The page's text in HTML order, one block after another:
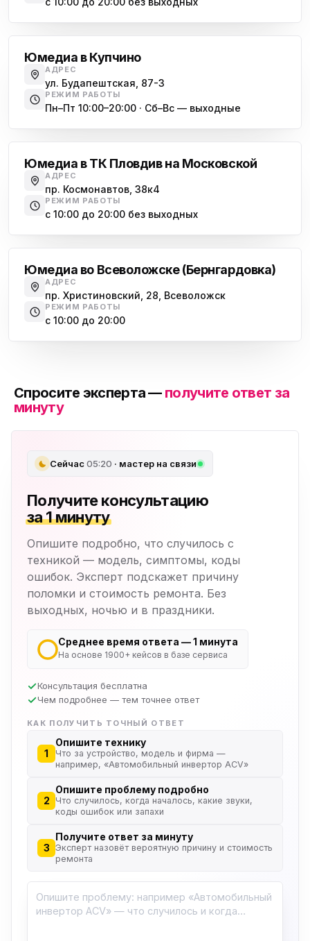
Юмедиа в Купчино
АДРЕС
ул. Будапештская, 87-3
РЕЖИМ РАБОТЫ
Пн–Пт 10:00–20:00 · Сб–Вс — выходные
Юмедиа в ТК Пловдив на Московской
АДРЕС
пр. Космонавтов, 38к4
РЕЖИМ РАБОТЫ
с 10:00 до 20:00 без выходных
Юмедиа во Всеволожске (Бернгардовка)
АДРЕС
пр. Христиновский, 28, Всеволожск
РЕЖИМ РАБОТЫ
с 10:00 до 20:00
Спросите эксперта — получите ответ за
минуту
Сейчас05:20 · мастер на связи
Получите консультацию
за 1 минуту
Опишите подробно, что случилось с
техникой — модель, симптомы, коды
ошибок. Эксперт подскажет причину
поломки и стоимость ремонта. Без
выходных, ночью и в праздники.
Среднее время ответа — 1 минута
На основе 1900+ кейсов в базе сервиса
Консультация бесплатна
Чем подробнее — тем точнее ответ
КАК ПОЛУЧИТЬ ТОЧНЫЙ ОТВЕТ
1
Опишите технику
Что за устройство, модель и фирма —
например, «Автомобильный инвертор ACV»
2
Опишите проблему подробно
Что случилось, когда началось, какие звуки,
коды ошибок или запахи
3
Получите ответ за минуту
Эксперт назовёт вероятную причину и стоимость
ремонта